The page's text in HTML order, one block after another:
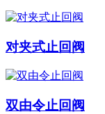
对夹式止回阀
双由令止回阀